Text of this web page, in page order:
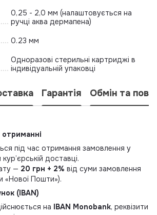
0,25 - 2,0 мм (налаштовується на
ручці аква дермапена)
0.23 мм
Одноразові стерильні картриджі в
індивідуальній упаковці
Гарантія Обмін та
отриманні
під час отримання замовлення у
доставці.
— 20 грн + 2% від суми замовлення
«Нової Пошти»).
(IBAN)
на IBAN Monobank, реквізити